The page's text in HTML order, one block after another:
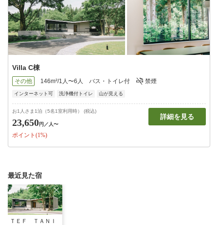
Villa C棟
その他 146m²/1人〜6人 バス・トイレ付 禁煙
インターネット可 洗浄機付トイレ 山が見える
お1人さま1泊（5名1室利用時） (税込)
23,650円 ／人〜
ポイント(1%)
詳細を見る
最近見た宿
ＴＥＦ ＴＡＮＩ